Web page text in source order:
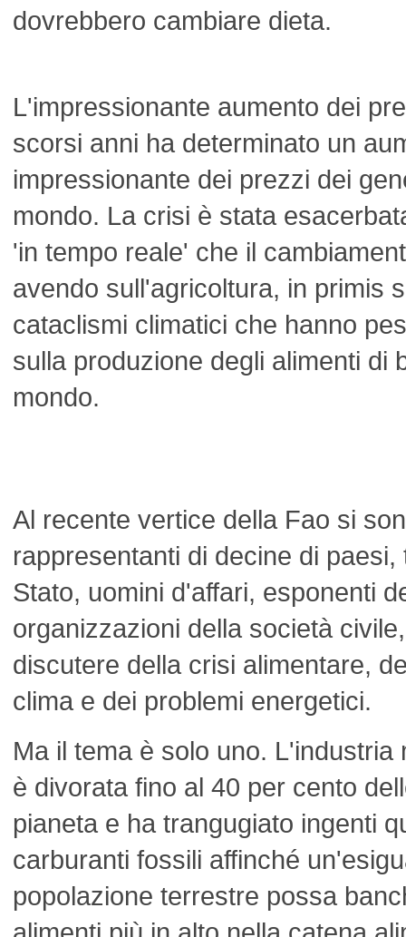
dovrebbero cambiare dieta.
L'impressionante aumento dei
scorsi anni ha determinato un
impressionante dei prezzi dei
mondo. La crisi è stata
'in tempo reale' che il
avendo sull'agricoltura, in primis
cataclismi climatici che hanno
sulla produzione degli alimenti di
mondo.
Al recente vertice della Fao si
rappresentanti di decine di paesi,
Stato, uomini d'affari, esponenti
organizzazioni della società
discutere della crisi alimentare,
clima e dei problemi energetici.
Ma il tema è solo uno. L'industria
è divorata fino al 40 per cento
pianeta e ha trangugiato ingenti
carburanti fossili affinché
popolazione terrestre possa